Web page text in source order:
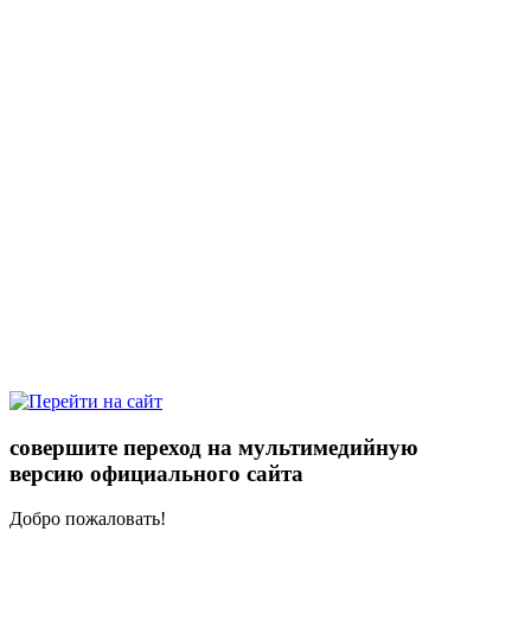
совершите переход на мультимедийную
версию официального сайта
Добро пожаловать!